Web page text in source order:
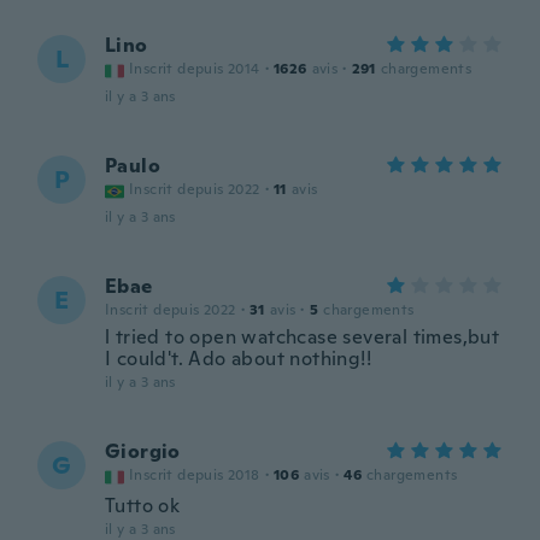
L Lino
Inscrit depuis 2014 · 1626 avis · 291 chargements
il y a 3 ans
P Paulo
Inscrit depuis 2022 · 11 avis
il y a 3 ans
E Ebae
Inscrit depuis 2022 · 31 avis · 5 chargements
l tried to open watchcase several times,but
I could't. Ado about nothing!!
il y a 3 ans
G Giorgio
Inscrit depuis 2018 · 106 avis · 46 chargements
Tutto ok
il y a 3 ans